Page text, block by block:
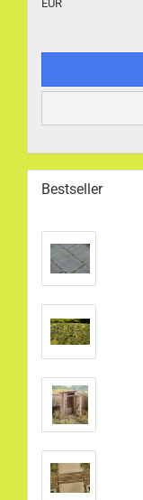
EUR
Bestseller